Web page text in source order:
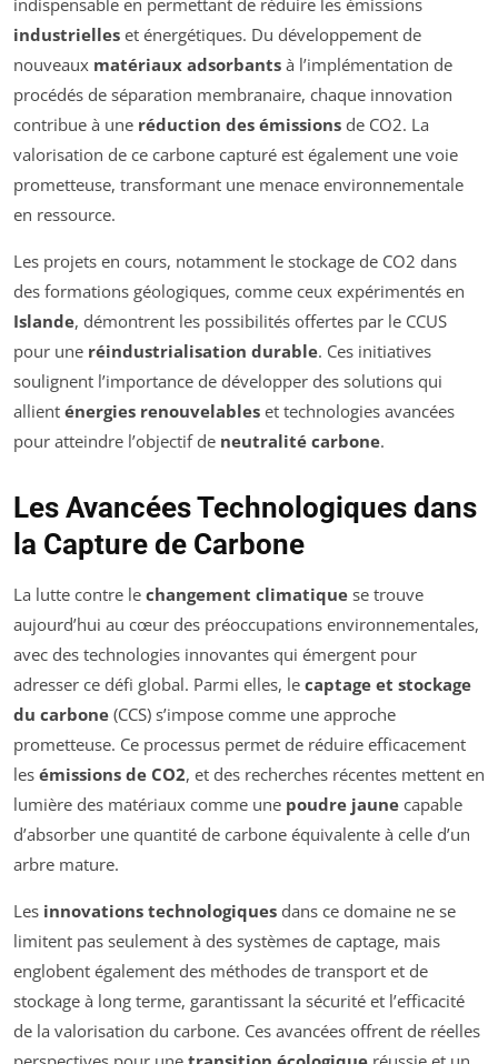
industrielles et énergétiques. Du développement de
nouveaux matériaux adsorbants à l’implémentation de
procédés de séparation membranaire, chaque innovation
contribue à une réduction des émissions de CO2. La
valorisation de ce carbone capturé est également une voie
prometteuse, transformant une menace environnementale
en ressource.
Les projets en cours, notamment le stockage de CO2 dans
des formations géologiques, comme ceux expérimentés en
Islande, démontrent les possibilités offertes par le CCUS
pour une réindustrialisation durable. Ces initiatives
soulignent l’importance de développer des solutions qui
allient énergies renouvelables et technologies avancées
pour atteindre l’objectif de neutralité carbone.
Les Avancées Technologiques dans
la Capture de Carbone
La lutte contre le changement climatique se trouve
aujourd’hui au cœur des préoccupations environnementales,
avec des technologies innovantes qui émergent pour
adresser ce défi global. Parmi elles, le captage et stockage
du carbone (CCS) s’impose comme une approche
prometteuse. Ce processus permet de réduire efficacement
les émissions de CO2, et des recherches récentes mettent en
lumière des matériaux comme une poudre jaune capable
d’absorber une quantité de carbone équivalente à celle d’un
arbre mature.
Les innovations technologiques dans ce domaine ne se
limitent pas seulement à des systèmes de captage, mais
englobent également des méthodes de transport et de
stockage à long terme, garantissant la sécurité et l’efficacité
de la valorisation du carbone. Ces avancées offrent de réelles